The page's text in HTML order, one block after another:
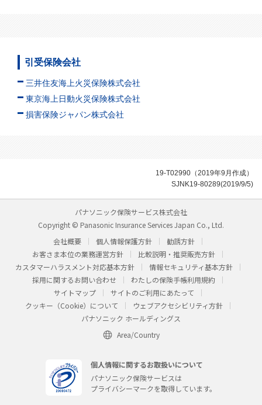
引受保険会社
三井住友海上火災保険株式会社
東京海上日動火災保険株式会社
損害保険ジャパン株式会社
19-T02990（2019年9月作成）
SJNK19-80289(2019/9/5)
パナソニック保険サービス株式会社
Copyright © Panasonic Insurance Services Japan Co., Ltd.
会社概要
個人情報保護方針
勧誘方針
お客さま本位の業務運営方針
比較説明・推奨販売方針
カスタマーハラスメント対応基本方針
情報セキュリティ基本方針
採用に関するお問い合わせ
わたしの保険手帳利用規約
サイトマップ
サイトのご利用にあたって
クッキー（Cookie）について
ウェブアクセシビリティ方針
パナソニック ホールディングス
Area/Country
個人情報に関するお取扱いについて
パナソニック保険サービスは
プライバシーマークを取得しています。